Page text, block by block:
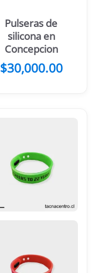
Pulseras de
silicona en
Concepcion
$30,000.00